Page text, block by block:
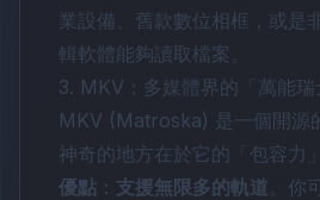
業設備、舊款數位相框，或是
輯軟體能夠讀取檔案。
3. MKV：多媒體界的「萬能瑞
MKV (Matroska) 是一個開源
神奇的地方在於它的「包容力」
優點 ： 支援無限多的軌道 。